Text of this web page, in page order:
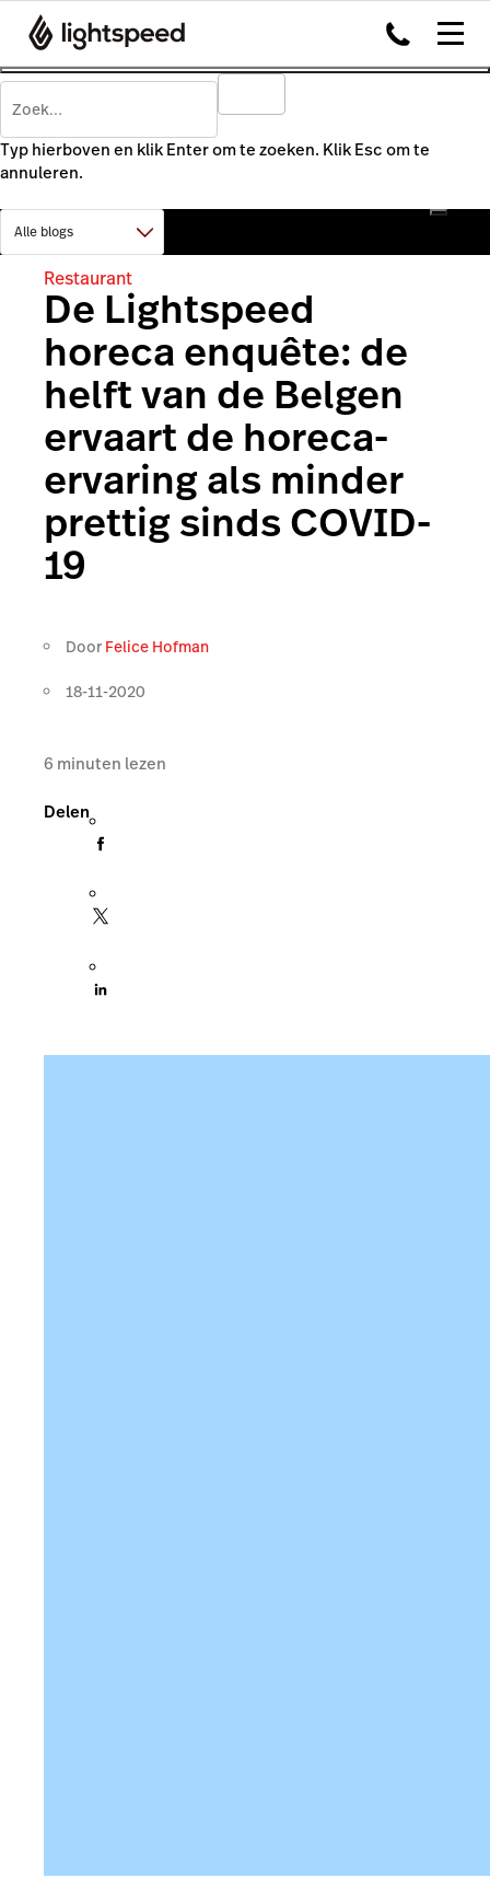
Typ hierboven en klik Enter om te zoeken. Klik Esc om te
annuleren.
Restaurant
De Lightspeed
horeca enquête: de
helft van de Belgen
ervaart de horeca-
ervaring als minder
prettig sinds COVID-
19
Door Felice Hofman
18-11-2020
6 minuten lezen
Delen